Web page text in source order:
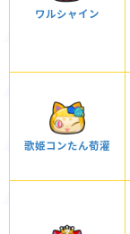
ワルシャイン
歌姫コンたん荀灌